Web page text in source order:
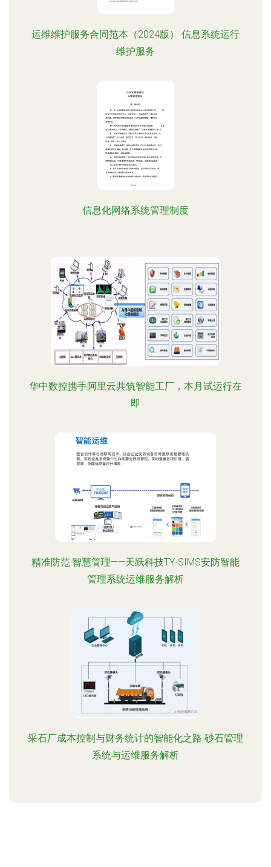
运维维护服务合同范本（2024版） 信息系统运行
维护服务
信息化网络系统管理制度
华中数控携手阿里云共筑智能工厂，本月试运行在
即
精准防范·智慧管理——天跃科技TY-SIMS安防智能
管理系统运维服务解析
采石厂成本控制与财务统计的智能化之路 砂石管理
系统与运维服务解析